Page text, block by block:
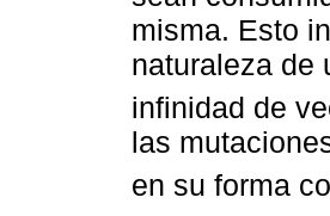
misma. Esto
naturaleza de
infinidad de
las
en su forma